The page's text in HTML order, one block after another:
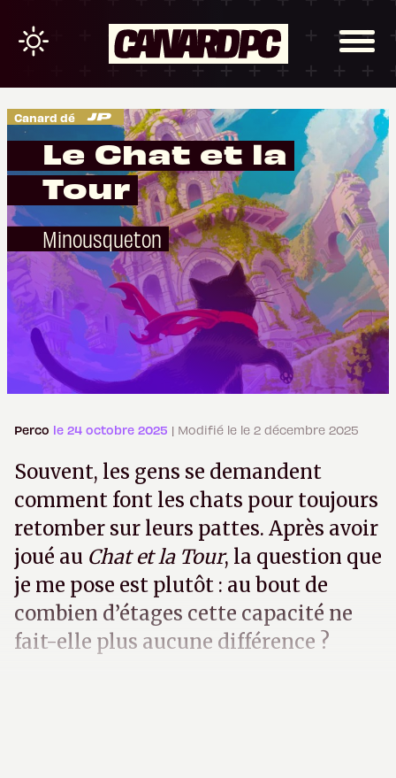
Canard dé
Le Chat et la
Tour
Minousqueton
Perco le 24 octobre 2025 | Modifié le le 2 décembre 2025
Souvent, les gens se demandent
comment font les chats pour toujours
retomber sur leurs pattes. Après avoir
joué au Chat et la Tour, la question que
je me pose est plutôt : au bout de
combien d’étages cette capacité ne
fait-elle plus aucune différence ?